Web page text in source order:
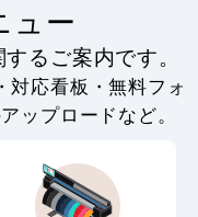
ュー
るご案内です。
対応看板・無料フォ
ップロードなど。